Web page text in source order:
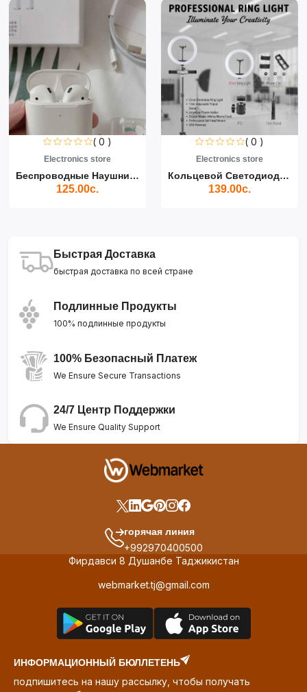
( 0 )
Electronics store
Беспроводные Наушники Air...
125.00с.
( 0 )
Electronics store
Кольцевой Светодиодный Св...
139.00с.
Быстрая Доставка
быстрая доставка по всей стране
Подлинные Продукты
100% подлинные продукты
100% Безопасный Платеж
We Ensure Secure Transactions
24/7 Центр Поддержки
We Ensure Quality Support
горячая линия
+992970400500
Фирдавси 8 Душанбе Таджикистан
webmarket.tj@gmail.com
ИНФОРМАЦИОННЫЙ БЮЛЛЕТЕНЬ
подпишитесь на нашу рассылку, чтобы получать